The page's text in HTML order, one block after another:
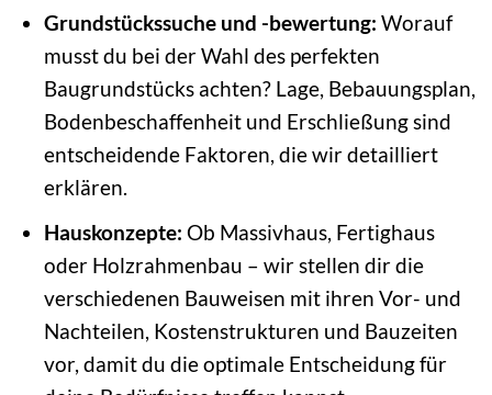
Grundstückssuche und -bewertung: Worauf
musst du bei der Wahl des perfekten
Baugrundstücks achten? Lage, Bebauungsplan,
Bodenbeschaffenheit und Erschließung sind
entscheidende Faktoren, die wir detailliert
erklären.
Hauskonzepte: Ob Massivhaus, Fertighaus
oder Holzrahmenbau – wir stellen dir die
verschiedenen Bauweisen mit ihren Vor- und
Nachteilen, Kostenstrukturen und Bauzeiten
vor, damit du die optimale Entscheidung für